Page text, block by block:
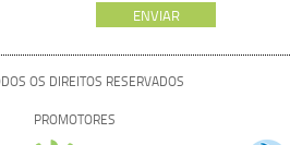
OS DIREITOS RESERVADOS
PROMOTORES